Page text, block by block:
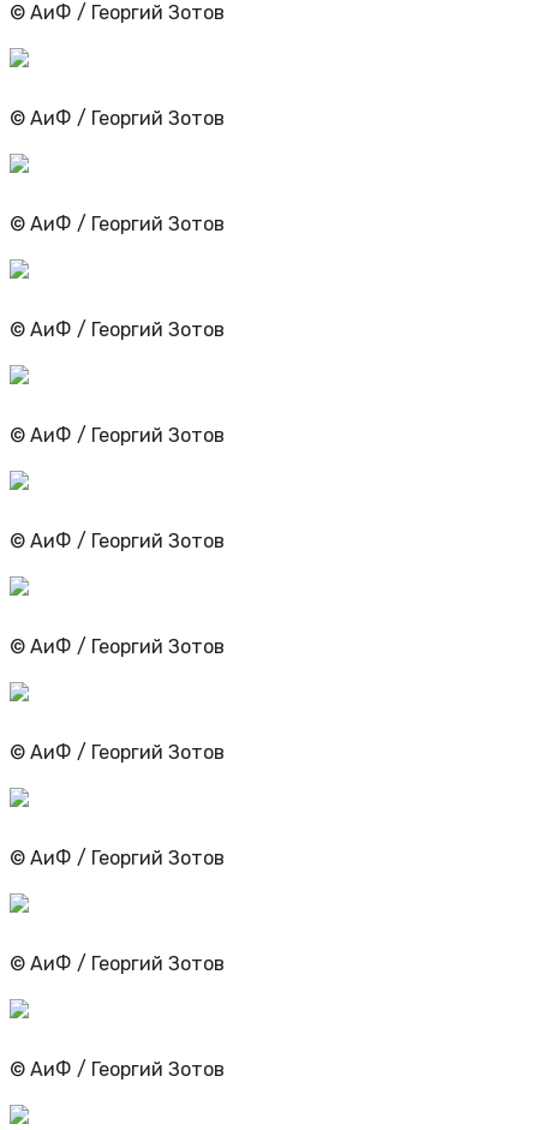
© АиФ / Георгий Зотов
© АиФ / Георгий Зотов
© АиФ / Георгий Зотов
© АиФ / Георгий Зотов
© АиФ / Георгий Зотов
© АиФ / Георгий Зотов
© АиФ / Георгий Зотов
© АиФ / Георгий Зотов
© АиФ / Георгий Зотов
© АиФ / Георгий Зотов
© АиФ / Георгий Зотов